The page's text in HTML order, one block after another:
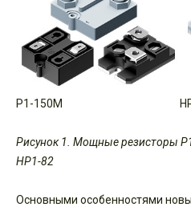
Р1-150М
Рисунок 1. Мощные резисторы
НР1-82
Основными особенностями